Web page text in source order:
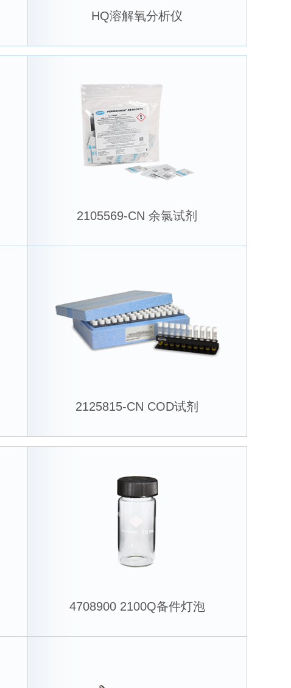
HQ溶解氧分析仪
2105569-CN 余氯试剂
2125815-CN COD试剂
4708900 2100Q备件灯泡